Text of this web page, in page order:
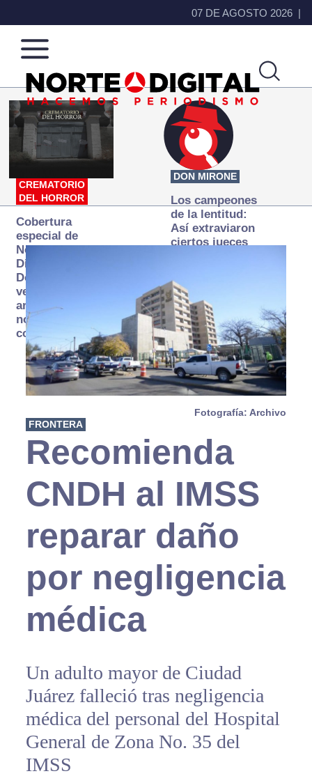
07 DE AGOSTO 2026
Norte
de
Ciudad
Más
que
noticias,
hacemos periodismo
CREMATORIO
DEL HORROR
Cobertura
especial de
Norte
Digital:
Donde la
verdad
arde… pero
no se
consume
DON MIRONE
Los campeones
de la lentitud:
Así extraviaron
ciertos jueces
Fotografía: Archivo
FRONTERA
Recomienda
CNDH al IMSS
reparar daño
por negligencia
médica
Un adulto mayor de Ciudad
Juárez falleció tras negligencia
médica del personal del Hospital
General de Zona No. 35 del
IMSS